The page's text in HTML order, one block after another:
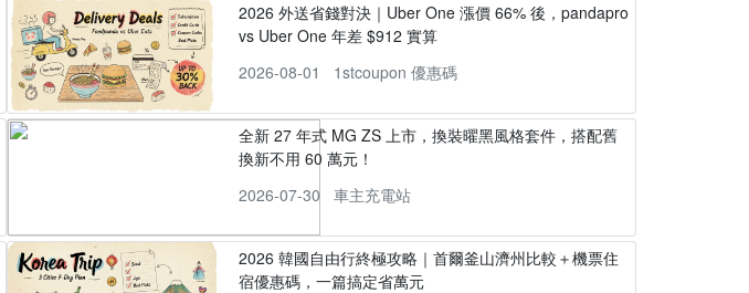
2026 外送省錢對決｜Uber One 漲價 66% 後，pandapro
vs Uber One 年差 $912 實算
2026-08-01
1stcoupon 優惠碼
全新 27 年式 MG ZS 上市，換裝曜黑風格套件，搭配舊
換新不用 60 萬元！
2026-07-30
車主充電站
2026 韓國自由行終極攻略｜首爾釜山濟州比較＋機票住
宿優惠碼，一篇搞定省萬元